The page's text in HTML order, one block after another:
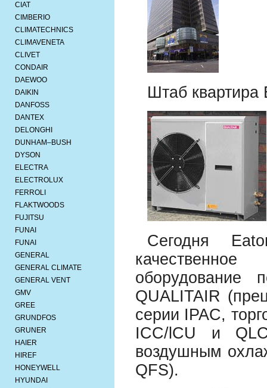
CIAT
CIMBERIO
CLIMATECHNICS
CLIMAVENETA
CLIVET
CONDAIR
DAEWOO
DAIKIN
DANFOSS
DANTEX
DELONGHI
DUNHAM–BUSH
DYSON
ELECTRA
ELECTROLUX
FERROLI
FLAKTWOODS
FUJITSU
FUNAI
FUNAI
GENERAL
GENERAL CLIMATE
GENERAL VENT
GMV
GREE
GRUNDFOS
GRUNER
HAIER
HIREF
HONEYWELL
HYUNDAI
Штаб квартира
Сегодня
качественное
оборудование
QUALITAIR
серии IPAC,
ICC/lCU и
воздушным
QFS).